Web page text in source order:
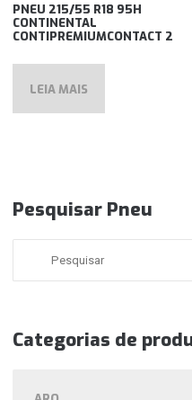
PNEU 215/55 R18 95H
CONTINENTAL
CONTIPREMIUMCONTACT 2
LEIA MAIS
Pesquisar Pneu
Categorias de